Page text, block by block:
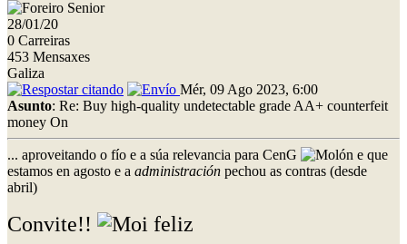
28/01/20
0 Carreiras
453 Mensaxes
Galiza
Mér, 09 Ago 2023, 6:00
Asunto: Re: Buy high-quality undetectable grade AA+ counterfeit
money On
... aproveitando o fío e a súa relevancia para CenG
e que
estamos en agosto e a administración pechou as contras (desde
abril)
Convite!!